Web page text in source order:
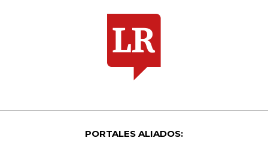
PORTALES ALIADOS: